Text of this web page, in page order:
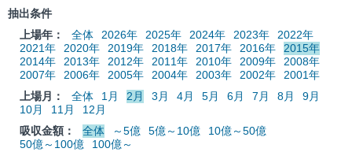
抽出条件
上場年：
全体 2026年 2025年 2024年 2023年
2022年
2021年
2020年 2019年 2018年 2017年 2016年
2015年
2014年
2013年 2012年 2011年 2010年 2009年
2008年
2007年
2006年 2005年 2004年 2003年 2002年
2001年
上場月：
全体 1月 2月 3月 4月 5月 6月 7月 8月
9月
10月
11月
12月
吸収金額：
全体 ～5億 5億～10億
10億～50億
50億～100億
100億～